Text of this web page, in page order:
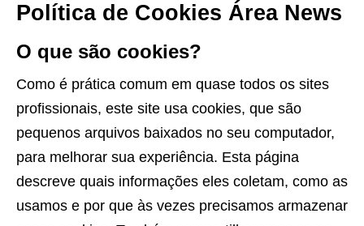
Política de Cookies Área News
O que são cookies?
Como é prática comum em quase todos os sites
profissionais, este site usa cookies, que são
pequenos arquivos baixados no seu computador,
para melhorar sua experiência. Esta página
descreve quais informações eles coletam, como as
usamos e por que às vezes precisamos armazenar